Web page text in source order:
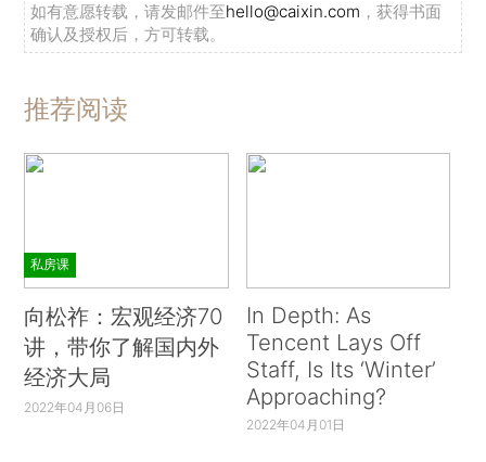
如有意愿转载，请发邮件至hello@caixin.com ，获得书面
确认及授权后，方可转载。
推荐阅读
私房课
向松祚：宏观经济70
讲，带你了解国内外
经济大局
2022年04月06日
In Depth: As
Tencent Lays Off
Staff, Is Its ‘Winter’
Approaching?
2022年04月01日